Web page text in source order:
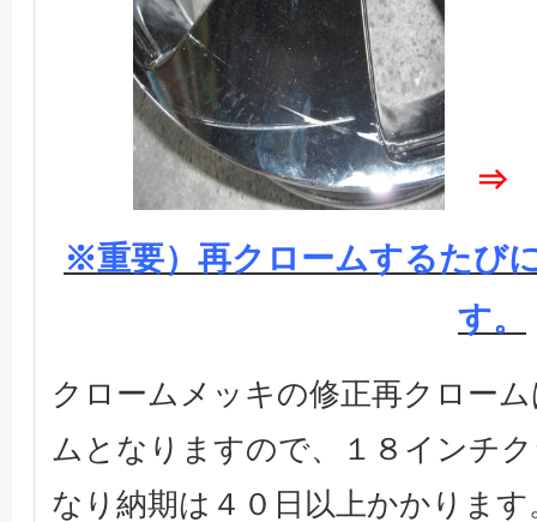
⇒
※重要）再クロームするたび
す。
クロームメッキの修正再クロー
ムとなりますので、１８インチ
なり納期は４０日以上かかりま